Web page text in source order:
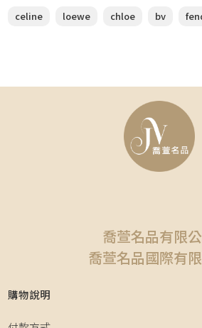
celine
loewe chloe bv
喬萱名品有限
喬萱名品國際有
購物說明